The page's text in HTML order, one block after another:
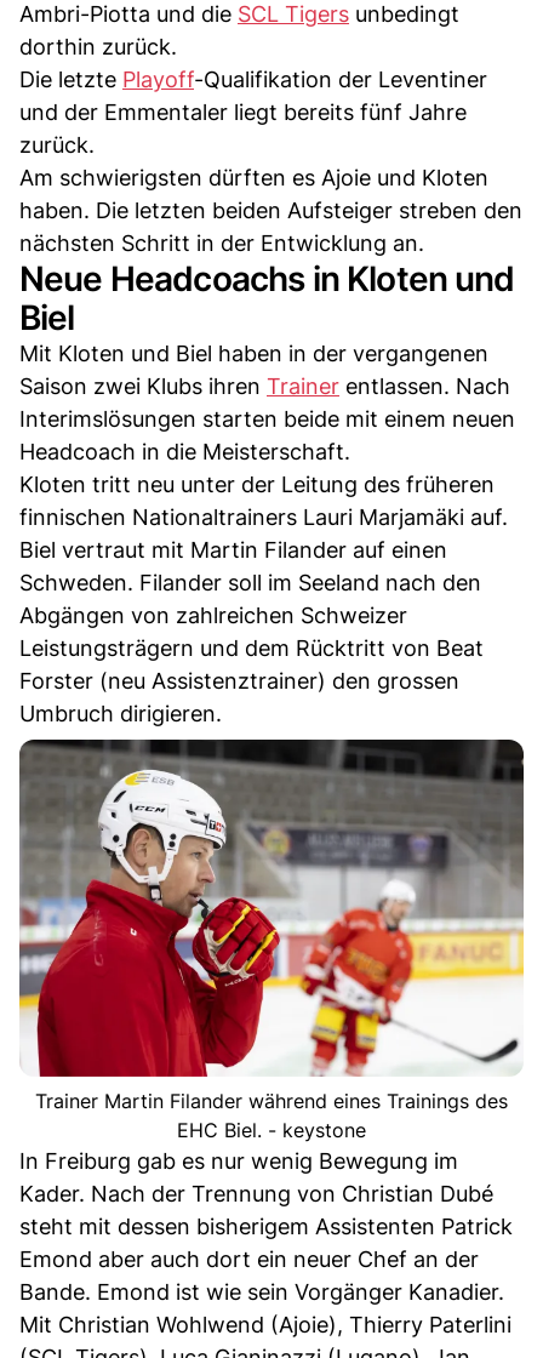
Ambri-Piotta und die SCL Tigers unbedingt
dorthin zurück.
Die letzte Playoff-Qualifikation der Leventiner
und der Emmentaler liegt bereits fünf Jahre
zurück.
Am schwierigsten dürften es Ajoie und Kloten
haben. Die letzten beiden Aufsteiger streben den
nächsten Schritt in der Entwicklung an.
Neue Headcoachs in Kloten und
Biel
Mit Kloten und Biel haben in der vergangenen
Saison zwei Klubs ihren Trainer entlassen. Nach
Interimslösungen starten beide mit einem neuen
Headcoach in die Meisterschaft.
Kloten tritt neu unter der Leitung des früheren
finnischen Nationaltrainers Lauri Marjamäki auf.
Biel vertraut mit Martin Filander auf einen
Schweden. Filander soll im Seeland nach den
Abgängen von zahlreichen Schweizer
Leistungsträgern und dem Rücktritt von Beat
Forster (neu Assistenztrainer) den grossen
Umbruch dirigieren.
Trainer Martin Filander während eines Trainings des
EHC Biel. - keystone
In Freiburg gab es nur wenig Bewegung im
Kader. Nach der Trennung von Christian Dubé
steht mit dessen bisherigem Assistenten Patrick
Emond aber auch dort ein neuer Chef an der
Bande. Emond ist wie sein Vorgänger Kanadier.
Mit Christian Wohlwend (Ajoie), Thierry Paterlini